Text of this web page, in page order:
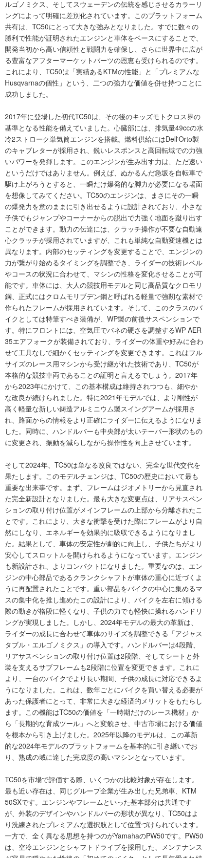
ルゴノミクス、そしてスウェーデンの伝統を感じさせるカラーリ
ングによって明確に差別化されています。このプラットフォーム
共有は、TC50にとって大きな強みとなりました。すでに数々の
勝利で性能が証明されたエンジンと車体をベースにすることで、
開発当初から高い信頼性と戦闘力を確保し、さらに世界中に広が
る豊富なアフターマーケットパーツの恩恵も受けられるのです。
これにより、TC50は「実績あるKTMの性能」と「プレミアムな
Husqvarnaの個性」という、二つの強力な価値を併せ持つことに
成功しました。
2017年に登場した初代TC50は、その後のキッズモトクロス界の
基準となる性能を備えていました。心臓部には、排気量49ccの水
冷2ストローク単気筒エンジンを搭載。燃料供給にはDell'Orto製
のキャブレターが採用され、鋭いレスポンスと高回転域での力強
いパワーを発揮します。このエンジンが生み出す力は、ただ速い
というだけではありません。例えば、ぬかるんだ急坂を自転車で
駆け上がろうとすると、一瞬だけ爆発的な脚力が必要になる場面
を想像してみてください。TC50のエンジンは、まさにその一瞬
の爆発力を意のままに引き出せるように設計されており、小さな
子供でもジャンプやコーナーからの脱出で力強く地面を蹴り出す
ことができます。動力の伝達には、クラッチ操作が不要な自動遠
心クラッチが採用されていますが、これも単純な自動変速機とは
異なります。内部のセッティングを変更することで、エンジンの
力が繋がり始めるタイミングを調整でき、ライダーの技術レベル
やコースの状況に合わせて、マシンの性格を変化させることが可
能です。車体には、大人の競技用モデルと同じ高品質なクロモリ
鋼、正式にはクロムモリブデン鋼と呼ばれる軽量で強靭な素材で
作られたフレームが採用されています。そして、このクラスのバ
イクとしては特筆すべき装備が、WP製の前後サスペンションで
す。特にフロントには、空気圧でバネの硬さを調整するWP AER
35エアフォークが装備されており、ライダーの体重や好みに合わ
せて工具なしで細かくセッティングを変更できます。これはフル
サイズのレース用マシンから受け継がれた技術であり、TC50が
本格的な競技車両であることの証明と言えるでしょう。2017年
から2023年にかけて、この基本構成は維持されつつも、細やか
な改良が続けられました。特に2021年モデルでは、より剛性が
高く軽量な新しい鋳造アルミニウム製スイングアームが採用さ
れ、路面からの情報をより正確にライダーに伝えるようになりま
した。同時に、ハンドルバーも中央部が太いテーパー形状のもの
に変更され、振動を減らしながら操作性を向上させています。
そして2024年、TC50は単なる改良ではない、完全な世代交代を
果たします。このモデルチェンジは、TC50の歴史において最も
重要な出来事です。まず、フレームはジオメトリーから見直され
た完全新設計となりました。最も大きな変更点は、リアサスペン
ションの取り付け位置がメインフレームの上部から分離されたこ
とです。これにより、大きな衝撃を受けた際にフレームがより自
然にしなり、エネルギーを効果的に吸収できるようになりまし
た。結果として、車体の安定性が劇的に向上し、子供たちがより
安心してスロットルを開けられるようになっています。エンジン
も新設計され、よりコンパクトになりました。重要なのは、エン
ジンの中心部品であるクランクシャフトが車体の重心に近づくよ
うに再配置されたことです。重い部品をバイクの中心に集めるマ
スの集中化を推し進めたこの設計により、バイクを左右に傾ける
際の動きが格段に軽くなり、子供の力でも軽快に操れるハンドリ
ングが実現しました。しかし、2024年モデルの最大の革新は、
ライダーの成長に合わせて車体のサイズを調整できる「アジャス
タブル・エルゴノミクス」の導入です。ハンドルバーは4段階、
リアサスペンションの取り付け位置は2段階、そしてシートと外
装を支えるサブフレームも2段階に位置を変更できます。これに
より、一台のバイクでより長い期間、子供の成長に対応できるよ
うになりました。これは、数年ごとにバイクを買い替える必要が
あった保護者にとって、非常に大きな経済的メリットをもたらし
ます。この機能はTC50の価値を「一時期だけのレース機材」か
ら「長期的な育成ツール」へと変貌させ、中古市場における価値
を根本から引き上げました。2025年以降のモデルは、この革新
的な2024年モデルのプラットフォームを基本的に引き継いでお
り、熟成の域に達した完成度の高いマシンとなっています。
TC50を市場で評価する際、いくつかの比較対象が存在します。
最も近い存在は、同じグループ企業が生み出した兄弟車、KTM
50SXです。エンジンやフレームといった基本部分は共通です
が、外装のデザインやハンドルバーの形状が異なり、TC50はよ
り洗練されたプレミアムな選択肢として位置づけられています。
一方で、全く異なる思想を持つのがYamahaのPW50です。PW50
は、空冷エンジンとシャフトドライブを採用した、メンテナンス